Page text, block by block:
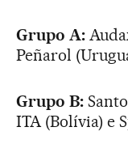
Grupo A:
Peñarol
Grupo B:
ITA (Bolívia) e